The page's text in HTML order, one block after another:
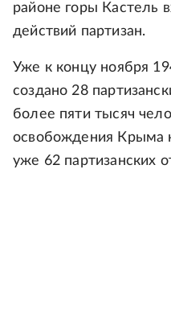
районе горы Кастель
действий партизан.
Уже к концу ноября
создано 28
более пяти тысяч
освобождения Крыма
уже 62 партизанских